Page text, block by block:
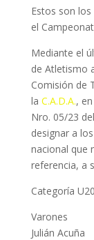
Estos son
el
Mediante el
de Atletismo
Comisión de
la C.A.D.A.,
Nro. 05/23
designar a
nacional que
referencia, a
Categoría U20
Varones
Julián Acuña